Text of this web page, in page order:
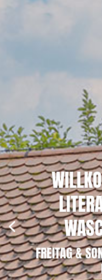
FREITAG &